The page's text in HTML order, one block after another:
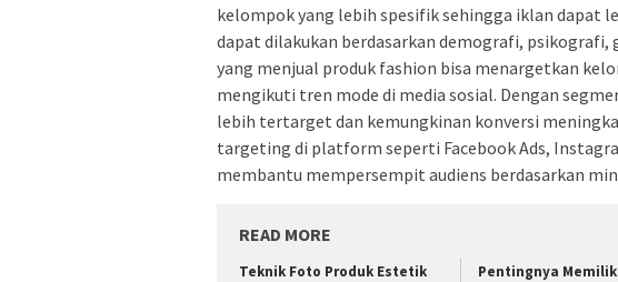
kelompok yang lebih spesifik sehingga iklan dapat
dapat dilakukan berdasarkan demografi, psikografi,
yang menjual produk fashion bisa menargetkan
mengikuti tren mode di media sosial. Dengan
lebih tertarget dan kemungkinan konversi
targeting di platform seperti Facebook Ads,
membantu mempersempit audiens berdasarkan
READ MORE
Teknik Foto Produk Estetik
Pentingnya